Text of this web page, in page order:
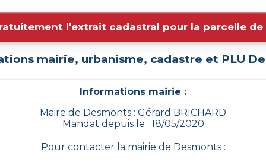
l'extrait cadastral pour la parcelle de
mairie, urbanisme, cadastre et PLU
Informations mairie :
Maire de Desmonts : Gérard BRICHARD
Mandat depuis le : 18/05/2020
Pour contacter la mairie de Desmonts: